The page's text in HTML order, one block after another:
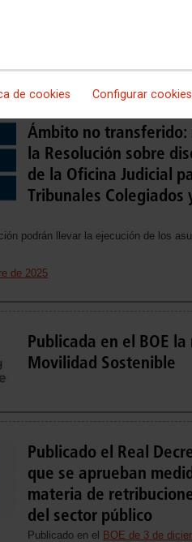
de cookies Configurar cookies
Ámbito no transferido:
la Resolución sobre
de la Oficina Judicial
Tribunales Colegiados
podrán llevar la ejecución de los
de 2025
Publicada en el BOE
Movilidad Sostenible
Publicado el Real
que se aprueban
materia de
del sector público
Publicado en el BOE de 3 de